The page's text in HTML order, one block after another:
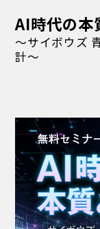
AI時代の本
～サイボウズ
計～